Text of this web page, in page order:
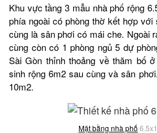
Khu vực tầng 3 mẫu nhà phố rộng
phía ngoài có phòng thờ kết hợp
cùng là sân phơi có mái che. Ngoài
cùng còn có 1 phòng ngủ 5 dự
Sài Gòn thỉnh thoảng về thăm bố
sinh rộng 6m2 sau cùng và sân
10m2.
Mặt bằng nhà phố